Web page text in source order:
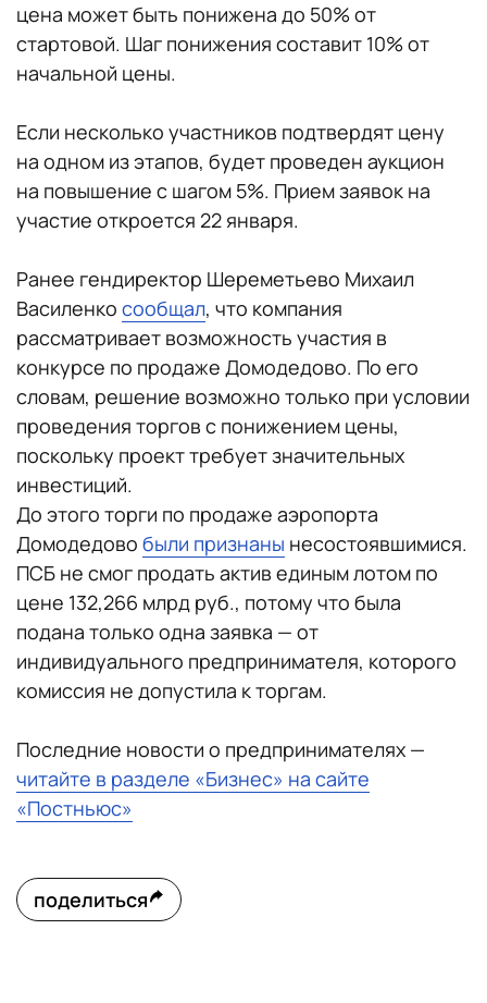
цена может быть понижена до 50% от
стартовой. Шаг понижения составит 10% от
начальной цены.
Если несколько участников подтвердят цену
на одном из этапов, будет проведен аукцион
на повышение с шагом 5%. Прием заявок на
участие откроется 22 января.
Ранее гендиректор Шереметьево Михаил
Василенко сообщал, что компания
рассматривает возможность участия в
конкурсе по продаже Домодедово. По его
словам, решение возможно только при условии
проведения торгов с понижением цены,
поскольку проект требует значительных
инвестиций.
До этого торги по продаже аэропорта
Домодедово были признаны несостоявшимися.
ПСБ не смог продать актив единым лотом по
цене 132,266 млрд руб., потому что была
подана только одна заявка — от
индивидуального предпринимателя, которого
комиссия не допустила к торгам.
Последние новости о предпринимателях —
читайте в разделе «Бизнес» на сайте
«Постньюс»
поделиться